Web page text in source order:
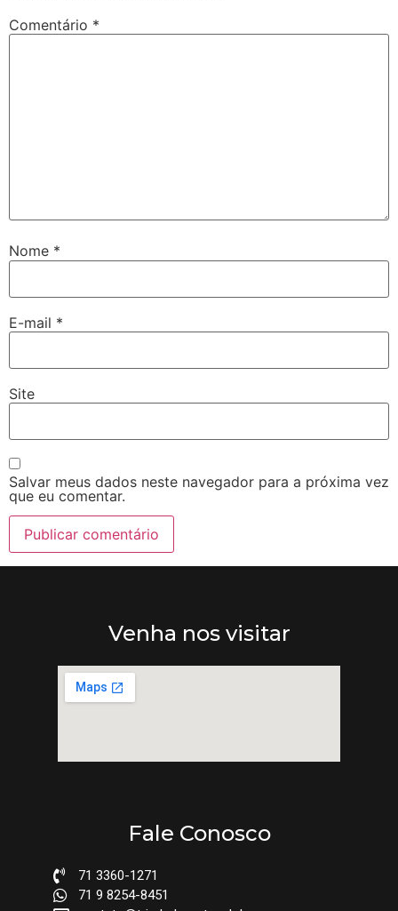
Comentário *
Nome *
E-mail *
Site
Salvar meus dados neste navegador para a próxima vez
que eu comentar.
Venha nos visitar
Fale Conosco
71 3360-1271
71 9 8254-8451